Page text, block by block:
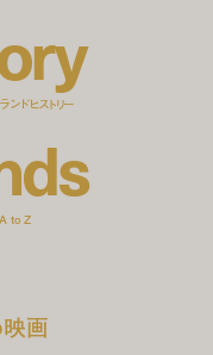
ry
ンドヒストリー
ds
A to Z
画